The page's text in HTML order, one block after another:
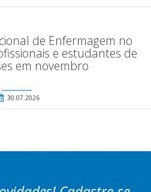
de Enfermagem no
e estudantes de
em novembro
30.07.2026